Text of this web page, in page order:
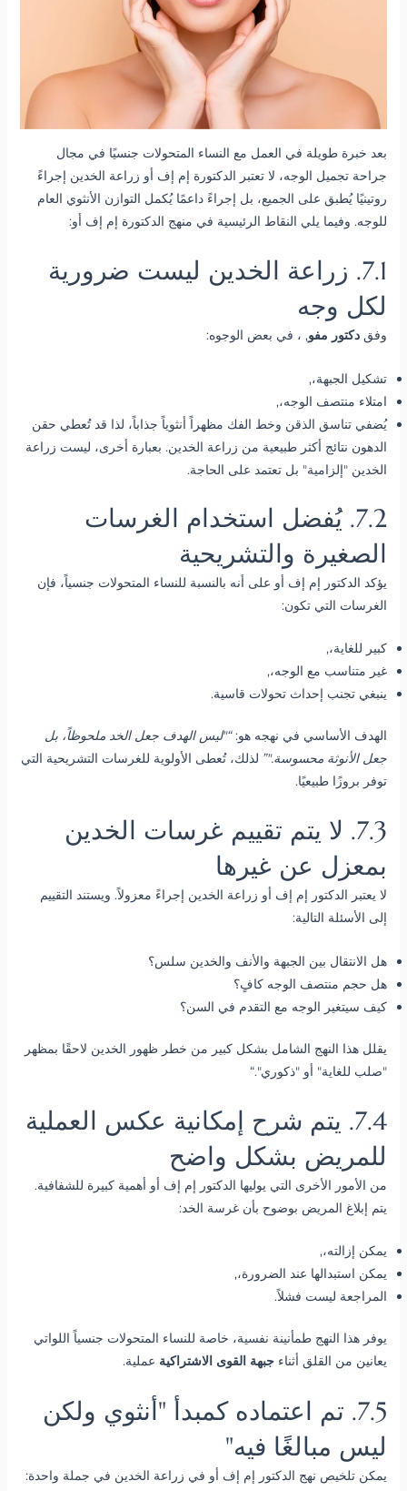
بعد خبرة طويلة في العمل مع النساء المتحولات جنسيًا في مجال
جراحة تجميل الوجه، لا تعتبر الدكتورة إم إف أو زراعة الخدين إجراءً
روتينيًا يُطبق على الجميع، بل إجراءً داعمًا يُكمل التوازن الأنثوي العام
للوجه. وفيما يلي النقاط الرئيسية في منهج الدكتورة إم إف أو:
7.1. زراعة الخدين ليست ضرورية
لكل وجه
وفق دكتور مفو, ، في بعض الوجوه:
تشكيل الجبهة،,
امتلاء منتصف الوجه،,
يُضفي تناسق الذقن وخط الفك مظهراً أنثوياً جذاباً، لذا قد تُعطي حقن
الدهون نتائج أكثر طبيعية من زراعة الخدين. بعبارة أخرى، ليست زراعة
الخدين "إلزامية" بل تعتمد على الحاجة.
7.2. يُفضل استخدام الغرسات
الصغيرة والتشريحية
يؤكد الدكتور إم إف أو على أنه بالنسبة للنساء المتحولات جنسياً، فإن
الغرسات التي تكون:
كبير للغاية،,
غير متناسب مع الوجه،,
ينبغي تجنب إحداث تحولات قاسية.
الهدف الأساسي في نهجه هو:“"ليس الهدف جعل الخد ملحوظاً، بل
جعل الأنوثة محسوسة."” لذلك، تُعطى الأولوية للغرسات التشريحية التي
توفر بروزًا طبيعيًا.
7.3. لا يتم تقييم غرسات الخدين
بمعزل عن غيرها
لا يعتبر الدكتور إم إف أو زراعة الخدين إجراءً معزولاً. ويستند التقييم
إلى الأسئلة التالية:
هل الانتقال بين الجبهة والأنف والخدين سلس؟
هل حجم منتصف الوجه كافٍ؟
كيف سيتغير الوجه مع التقدم في السن؟
يقلل هذا النهج الشامل بشكل كبير من خطر ظهور الخدين لاحقًا بمظهر
"صلب للغاية" أو "ذكوري".“
7.4. يتم شرح إمكانية عكس العملية
للمريض بشكل واضح
من الأمور الأخرى التي يوليها الدكتور إم إف أو أهمية كبيرة للشفافية.
يتم إبلاغ المريض بوضوح بأن غرسة الخد:
يمكن إزالته،,
يمكن استبدالها عند الضرورة،,
المراجعة ليست فشلاً.
يوفر هذا النهج طمأنينة نفسية، خاصة للنساء المتحولات جنسياً اللواتي
يعانين من القلق أثناء جبهة القوى الاشتراكية عملية.
7.5. تم اعتماده كمبدأ "أنثوي ولكن
ليس مبالغًا فيه"
يمكن تلخيص نهج الدكتور إم إف أو في زراعة الخدين في جملة واحدة: